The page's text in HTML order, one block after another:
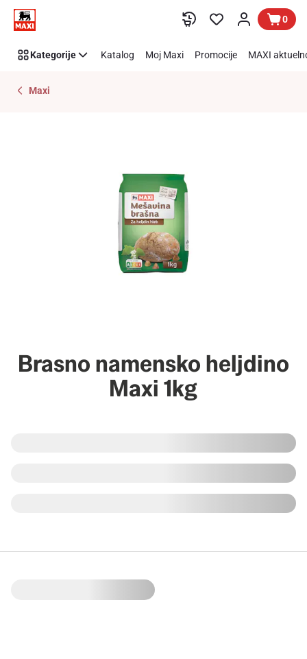
Preskoči link 0
Kategorije Katalog Moj Maxi Promocije MAXI
Maxi
Brasno namensko heljdino
Maxi 1kg